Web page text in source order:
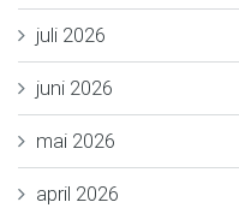
juli 2026
juni 2026
mai 2026
april 2026